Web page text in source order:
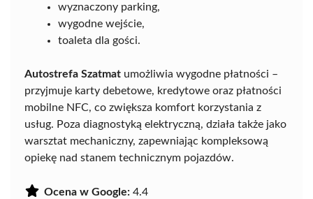
wyznaczony parking,
wygodne wejście,
toaleta dla gości.
Autostrefa Szatmat umożliwia wygodne płatności –
przyjmuje karty debetowe, kredytowe oraz płatności
mobilne NFC, co zwiększa komfort korzystania z
usług. Poza diagnostyką elektryczną, działa także jako
warsztat mechaniczny, zapewniając kompleksową
opiekę nad stanem technicznym pojazdów.
Ocena w Google: 4.4